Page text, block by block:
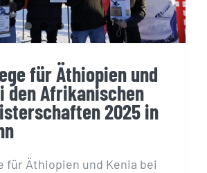
für Äthiopien und
den Afrikanischen
2025 in
für Äthiopien und Kenia bei